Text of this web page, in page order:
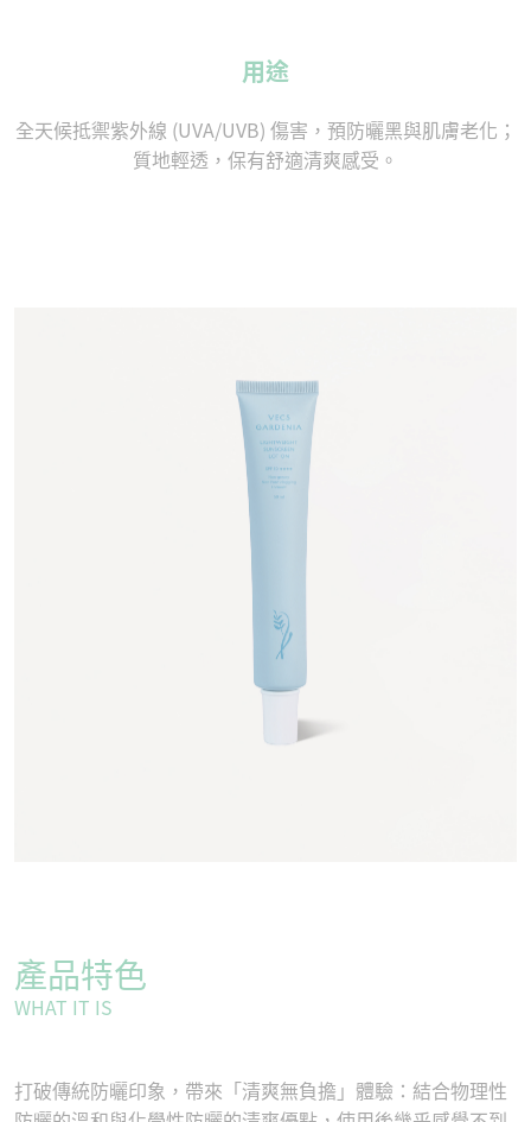
用途
全天候抵禦紫外線 (UVA/UVB) 傷害，預防曬黑與肌膚老化；
質地輕透，保有舒適清爽感受。
產品特色
WHAT IT IS
打破傳統防曬印象，帶來「清爽無負擔」體驗：結合物理性